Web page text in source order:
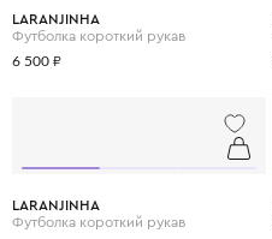
LARANJINHA
Футболка короткий рукав
6 500 ₽
LARANJINHA
Футболка короткий рукав